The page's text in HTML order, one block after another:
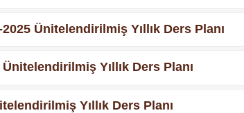
Ünitelendirilmiş Yıllık Ders Planı
Yıllık Ders Planı
Yıllık Ders Planı